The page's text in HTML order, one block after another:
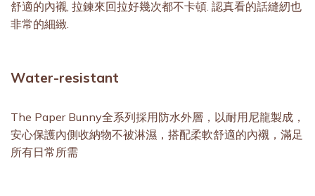
舒適的內襯, 拉鍊來回拉好幾次都不卡頓. 認真看的話縫紉也
非常的細緻.
Water-resistant
The Paper Bunny全系列採用防水外層，以耐用尼龍製成，
安心保護內側收納物不被淋濕，搭配柔軟舒適的內襯，滿足
所有日常所需